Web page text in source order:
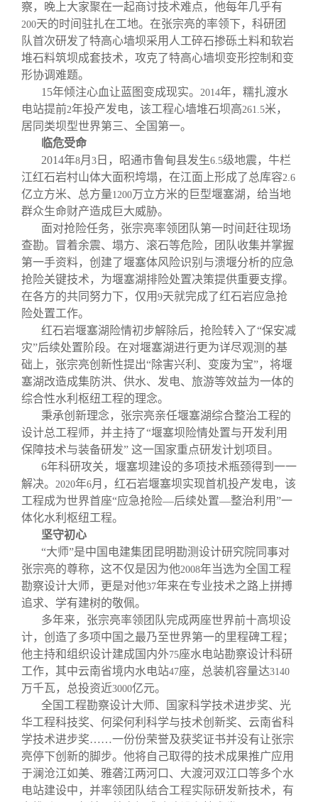
制度法规
察，晚上大家聚在一起商讨技术难点，他每年几乎有
200天的时间驻扎在工地。在张宗亮的率领下，科研团
队首次研发了特高心墙坝采用人工碎石掺砾土料和软岩
堆石料筑坝成套技术，攻克了特高心墙坝变形控制和变
形协调难题。
15年倾注心血让蓝图变成现实。 2014年，糯扎渡水
电站提前2年投产发电，该工程心墙堆石坝高261.5米，
居同类坝型世界第三、全国第一。
临危受命
2014年8月 3 日，昭通市鲁甸县发生6.5级地震，牛栏
江红石岩村山体大面积垮塌，在江面上形成了总库容2.6
亿立方米、总方量1200万立方米的巨型堰塞湖，给当地
群众生命财产造成巨大威胁。
面对抢险任务，张宗亮率领团队第一时间赶往现场
查勘。冒着余震、塌方、滚石等危险，团队收集并掌握
第一手资料，创建了堰塞体风险识别与溃堰分析的应急
抢险关键技术，为堰塞湖排险处置决策提供重要支撑。
在各方的共同努力下，仅用 9天就完成了红石岩应急抢
险处置工作。
红石岩堰塞湖险情初步解除后，抢险转入了“保安减
灾”后续处置阶段。在对堰塞湖进行更为详尽观测的基
础上，张宗亮创新性提出“除害兴利、变废为宝”，将堰
塞湖改造成集防洪、供水、发电、旅游等效益为一体的
综合性水利枢纽工程的理念。
秉承创新理念，张宗亮亲任堰塞湖综合整治工程的
设计总工程师，并主持了“堰塞坝险情处置与开发利用
保障技术与装备研发” 这一国家重点研发计划项目。
6年科研攻关，堰塞坝建设的多项技术瓶颈得到一一
解决。 2020年6月，红石岩堰塞坝实现首机投产发电，该
工程成为世界首座“应急抢险—后续处置—整治利用”一
体化水利枢纽工程。
坚守初心
“大师”是中国电建集团昆明勘测设计研究院同事对
张宗亮的尊称，这不仅是因为他2008年当选为全国工程
勘察设计大师，更是对他37年来在专业技术之路上拼搏
追求、学有建树的敬佩。
多年来，张宗亮率领团队完成两座世界前十高坝设
计，创造了多项中国之最乃至世界第一的里程碑工程；
他主持和组织设计建成国内外75座水电站勘察设计科研
工作，其中云南省境内水电站47座，总装机容量达3140
万千瓦，总投资近3000亿元。
全国工程勘察设计大师、国家科学技术进步奖、光
华工程科技奖、何梁何利科学与技术创新奖、云南省科
学技术进步奖……一份份荣誉及获奖证书并没有让张宗
亮停下创新的脚步。他将自己取得的技术成果推广应用
于澜沧江如美、雅砻江两河口、大渡河双江口等多个水
电站建设中，并率领团队结合工程实际研发新技术，有